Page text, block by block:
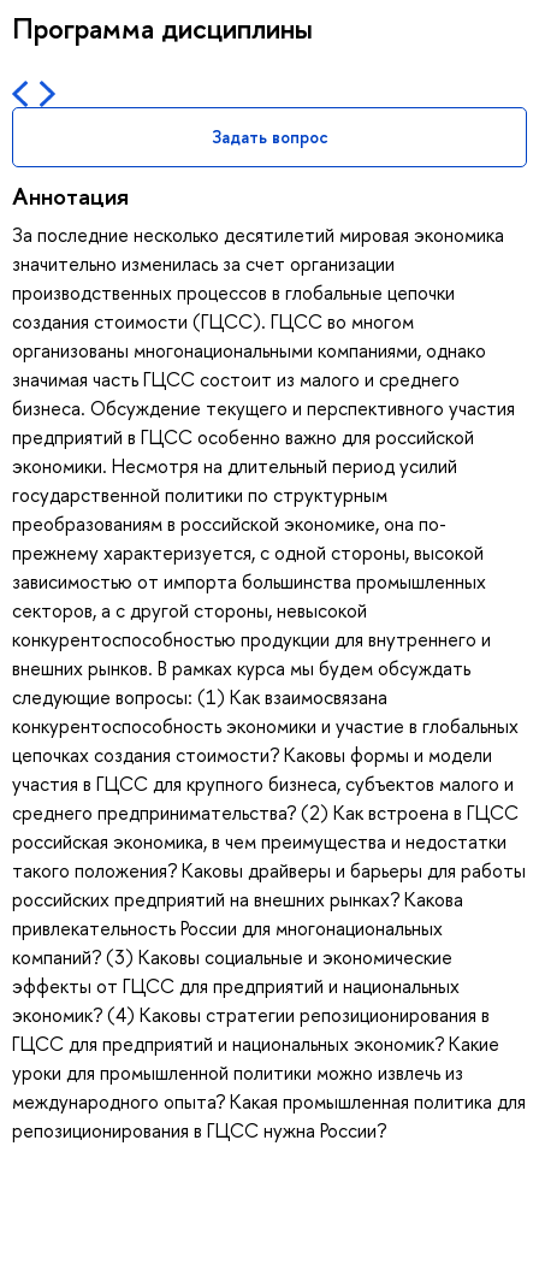
Программа дисциплины
Задать вопрос
Аннотация
За последние несколько десятилетий мировая экономика
значительно изменилась за счет организации
производственных процессов в глобальные цепочки
создания стоимости (ГЦСС). ГЦСС во многом
организованы многонациональными компаниями, однако
значимая часть ГЦСС состоит из малого и среднего
бизнеса. Обсуждение текущего и перспективного участия
предприятий в ГЦСС особенно важно для российской
экономики. Несмотря на длительный период усилий
государственной политики по структурным
преобразованиям в российской экономике, она по-
прежнему характеризуется, с одной стороны, высокой
зависимостью от импорта большинства промышленных
секторов, а с другой стороны, невысокой
конкурентоспособностью продукции для внутреннего и
внешних рынков. В рамках курса мы будем обсуждать
следующие вопросы: (1) Как взаимосвязана
конкурентоспособность экономики и участие в глобальных
цепочках создания стоимости? Каковы формы и модели
участия в ГЦСС для крупного бизнеса, субъектов малого и
среднего предпринимательства? (2) Как встроена в ГЦСС
российская экономика, в чем преимущества и недостатки
такого положения? Каковы драйверы и барьеры для работы
российских предприятий на внешних рынках? Какова
привлекательность России для многонациональных
компаний? (3) Каковы социальные и экономические
эффекты от ГЦСС для предприятий и национальных
экономик? (4) Каковы стратегии репозиционирования в
ГЦСС для предприятий и национальных экономик? Какие
уроки для промышленной политики можно извлечь из
международного опыта? Какая промышленная политика для
репозиционирования в ГЦСС нужна России?